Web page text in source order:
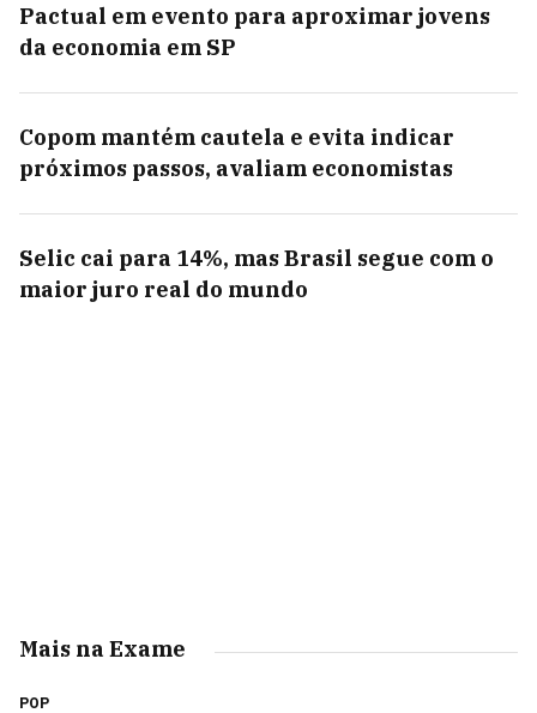
Pactual em evento para aproximar jovens
da economia em SP
Copom mantém cautela e evita indicar
próximos passos, avaliam economistas
Selic cai para 14%, mas Brasil segue com o
maior juro real do mundo
Mais na Exame
POP